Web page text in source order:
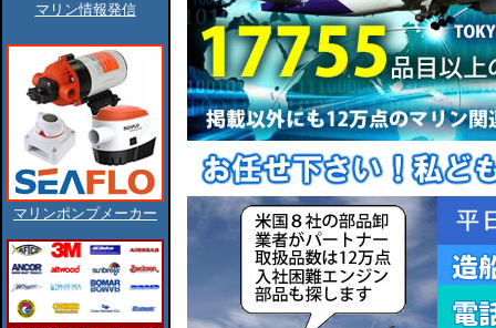
マリン情報発信
マリンポンプメーカー